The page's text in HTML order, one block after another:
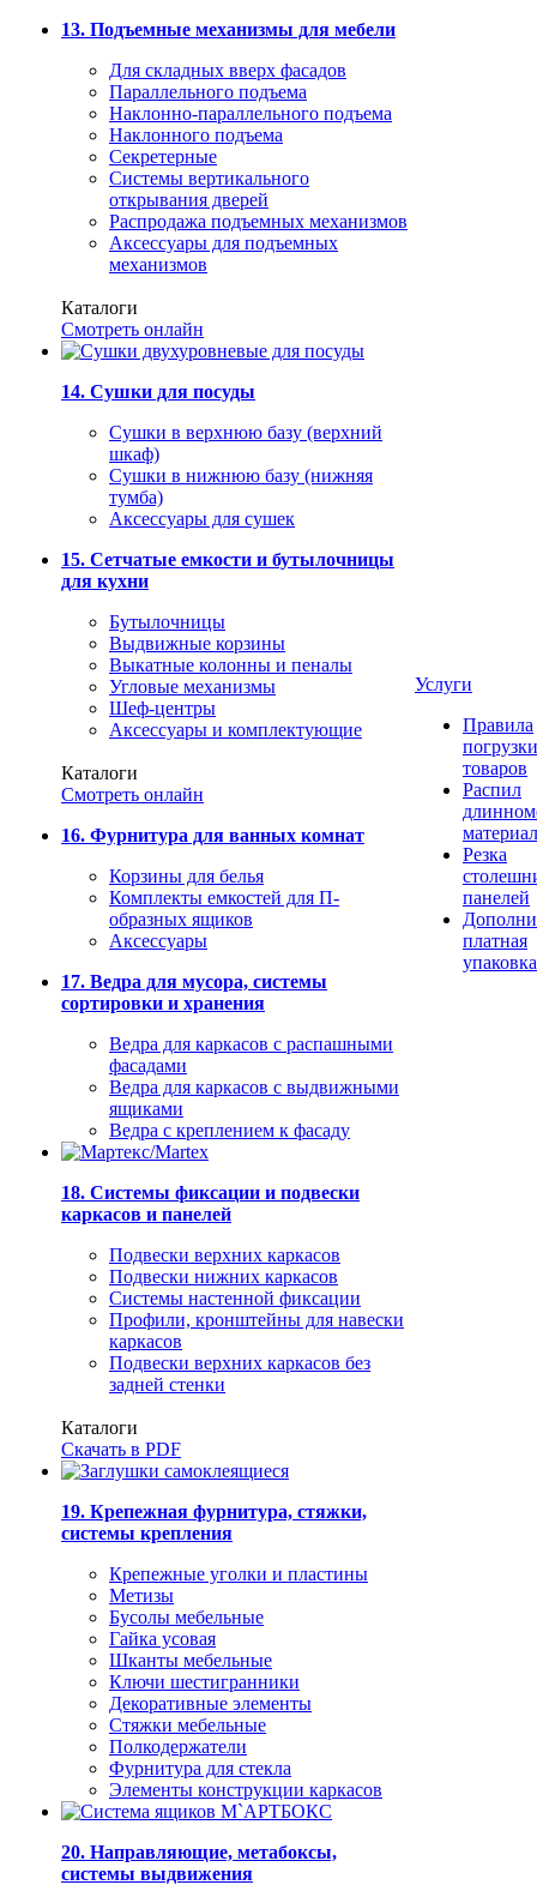
13. Подъемные механизмы для мебели
Для складных вверх фасадов
Параллельного подъема
Наклонно-параллельного подъема
Наклонного подъема
Секретерные
Системы вертикального
открывания дверей
Распродажа подъемных механизмов
Аксессуары для подъемных
механизмов
Каталоги
Смотреть онлайн
14. Сушки для посуды
Сушки в верхнюю базу (верхний
шкаф)
Сушки в нижнюю базу (нижняя
тумба)
Аксессуары для сушек
15. Сетчатые емкости и бутылочницы
для кухни
Бутылочницы
Выдвижные корзины
Выкатные колонны и пеналы
Угловые механизмы
Шеф-центры
Аксессуары и комплектующие
Каталоги
Смотреть онлайн
16. Фурнитура для ванных комнат
Корзины для белья
Комплекты емкостей для П-
образных ящиков
Аксессуары
17. Ведра для мусора, системы
сортировки и хранения
Ведра для каркасов с распашными
фасадами
Ведра для каркасов с выдвижными
ящиками
Ведра с креплением к фасаду
18. Системы фиксации и подвески
каркасов и панелей
Подвески верхних каркасов
Подвески нижних каркасов
Системы настенной фиксации
Профили, кронштейны для навески
каркасов
Подвески верхних каркасов без
задней стенки
Каталоги
Скачать в PDF
19. Крепежная фурнитура, стяжки,
системы крепления
Крепежные уголки и пластины
Метизы
Бусолы мебельные
Гайка усовая
Шканты мебельные
Ключи шестигранники
Декоративные элементы
Стяжки мебельные
Полкодержатели
Фурнитура для стекла
Элементы конструкции каркасов
20. Направляющие, метабоксы,
системы выдвижения
Услуги
Правила
погрузки
товаров
Распил
Резка
панелей
платная
упаковка